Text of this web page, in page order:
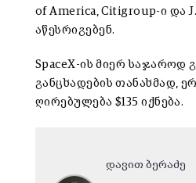
of America, Citigroup-ი და
აწესრიგებენ.
SpaceX-ის მიერ საჯაროდ
განცხადების თანახმად,
ღირებულება $135 იქნება.
დავით ბერაძე